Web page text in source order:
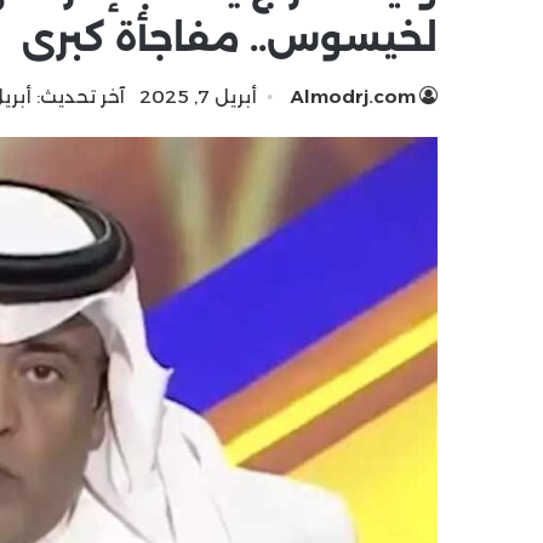
لخيسوس.. مفاجأة كبرى
Almodrj.com أبريل 7, 2025 آخر تحديث: أبريل 7,